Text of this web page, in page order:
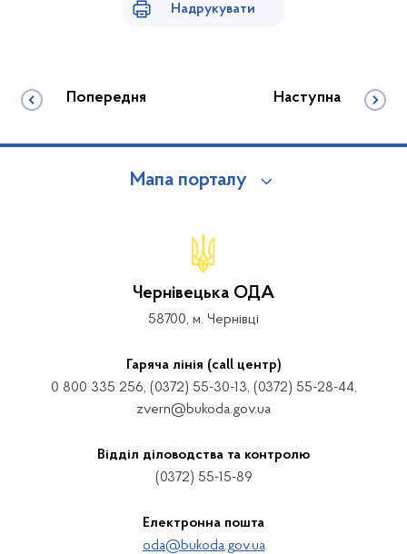
Надрукувати
Попередня Наступна
Мапа порталу
Чернівецька ОДА
58700, м. Чернівці
Гаряча лінія (call центр)
0 800 335 256, (0372) 55-30-13, (0372) 55-28-44,
zvern@bukoda.gov.ua
Відділ діловодства та контролю
(0372) 55-15-89
Електронна пошта
oda@bukoda.gov.ua